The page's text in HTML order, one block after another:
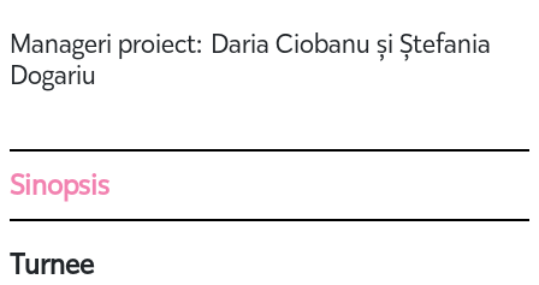
Manageri proiect: Daria Ciobanu și Ștefania
Dogariu
Sinopsis
Turnee